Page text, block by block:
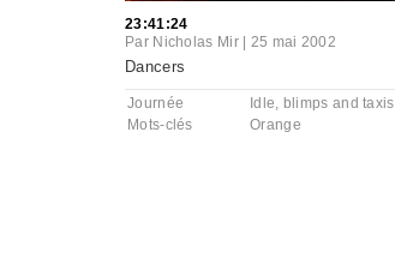
23:41:24
Par Nicholas Mir| 25 mai 2002
Dancers
Journée
Idle, blimps and taxis
Mots-clés
Orange